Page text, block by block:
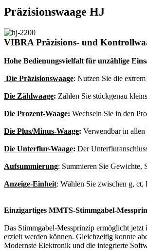
Präzisionswaage HJ
VIBRA Präzisions- und
Hohe Bedienungsvielfalt für unzählige
Die Präzisionswaage: Nutzen Sie die
Die Zählwaage: Zählen Sie stückgenau
Die Prozent-Waage: Wechseln Sie in den
Die Plus/Minus-Waage: Verwendbar in
Die Unterflur-Waage: Der
Aufsummierung: Summieren Sie Gewichte,
Anzeige-Einheit: Wählen Sie zwischen g, ct,
Einzigartiges MMTS-Stimmgabel-
Das Stimmgabel-Messprinzip ermöglicht
erzielt werden können. Gleichzeitig konnte
Modernste Elektronik und die integrierte